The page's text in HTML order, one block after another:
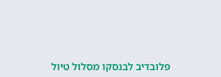
פלובדיב לבנסקו מסלול טיול